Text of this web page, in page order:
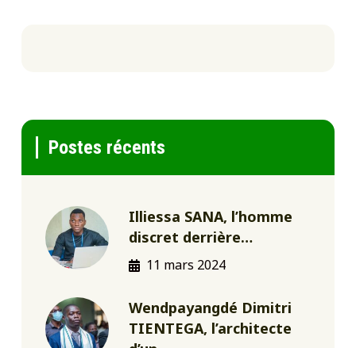
Postes récents
Illiessa SANA, l’homme
discret derrière…
11 mars 2024
Wendpayangdé Dimitri
TIENTEGA, l’architecte